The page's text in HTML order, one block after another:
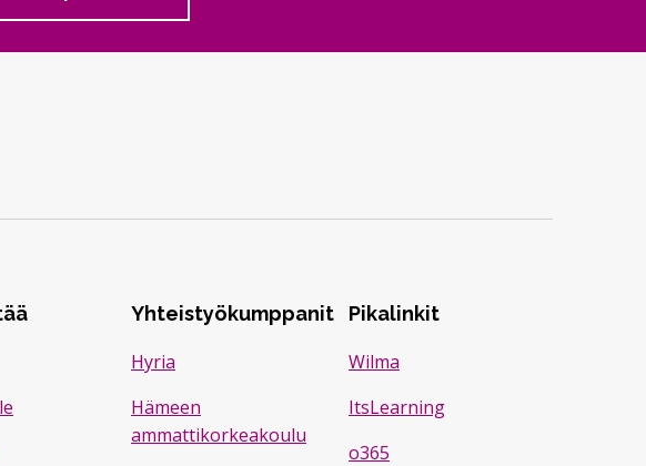
Yhteistyökumppanit
Hyria
Hämeen
ammattikorkeakoulu
Pikalinkit
Wilma
ItsLearning
o365